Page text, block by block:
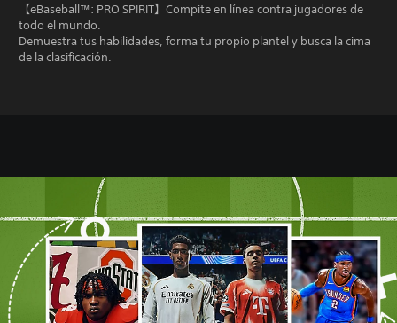
【eBaseball™: PRO SPIRIT】Compite en línea contra jugadores de
todo el mundo.
Demuestra tus habilidades, forma tu propio plantel y busca la cima
de la clasificación.